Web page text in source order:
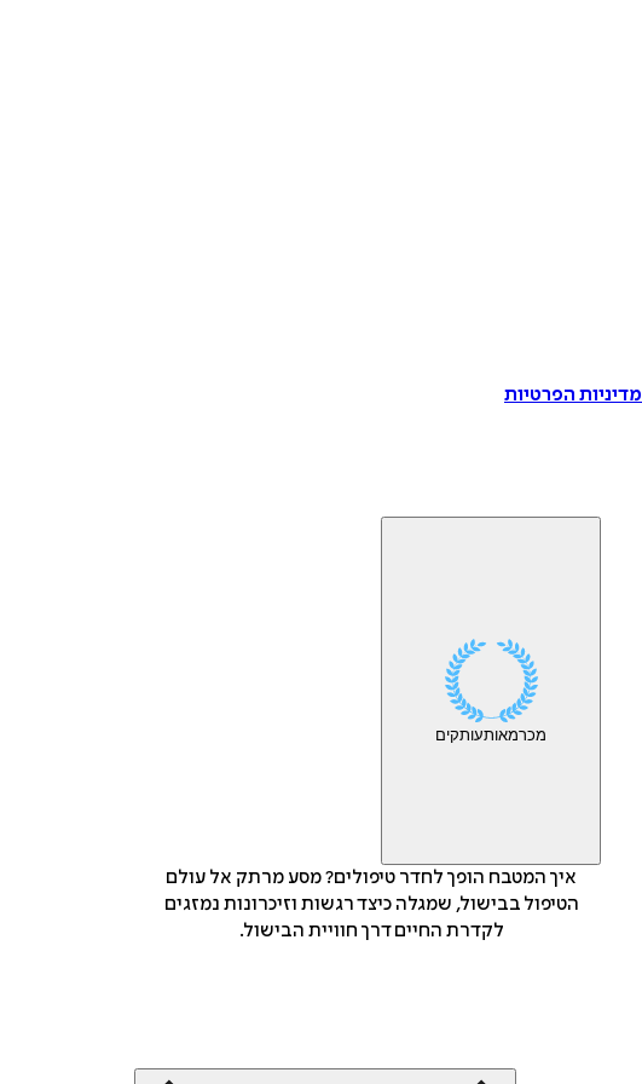
הפרטיות
מכרמאותעותקים
איך המטבח הופך לחדר טיפולים? מסע מרתק אל עולם
הטיפול בבישול, שמגלה כיצד רגשות וזיכרונות נמזגים
לקדרת החיים דרך חוויית הבישול.